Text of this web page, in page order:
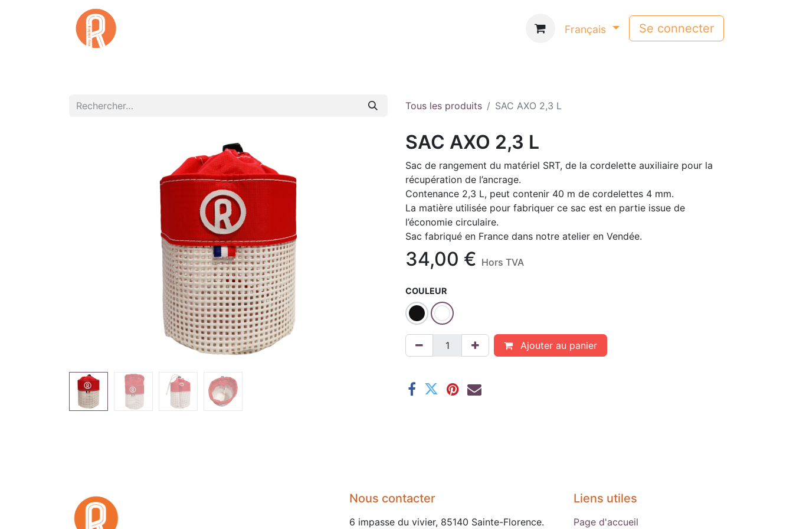
Français Se connecter
Tous les produits SAC AXO 2,3 L
SAC AXO 2,3 L
Sac de rangement du matériel SRT, de la cordelette auxiliaire pour la
récupération de l’ancrage.
Contenance 2,3 L, peut contenir 40 m de cordelettes 4 mm.
La matière utilisée pour fabriquer ce sac est en partie issue de
l’économie circulaire.
Sac fabriqué en France dans notre atelier en Vendée.
34,00 € Hors TVA
COULEUR
Ajouter au panier
Nous contacter
6 impasse du vivier, 85140 Sainte-Florence.
Liens utiles
Page d'accueil